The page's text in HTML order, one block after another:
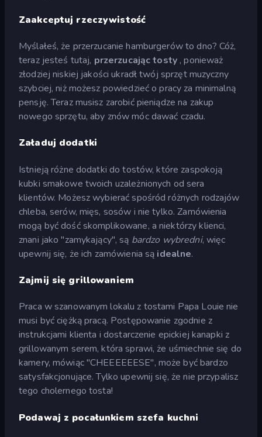
Zaakceptuj rzeczywistość
Myślałeś, że przerzucanie hamburgerów to dno? Cóż,
teraz jesteś tutaj, przerzucając tosty , ponieważ
złodziej niskiej jakości ukradł twój sprzęt muzyczny
szybciej, niż możesz powiedzieć o pracy za minimalną
pensję. Teraz musisz zarobić pieniądze na zakup
nowego sprzętu, aby znów móc dawać czadu.
Załaduj dodatki
Istnieją różne dodatki do tostów, które zaspokoją
kubki smakowe twoich uzależnionych od sera
klientów. Możesz wybierać spośród różnych rodzajów
chleba, serów, mięs, sosów i nie tylko. Zamówienia
mogą być dość skomplikowane, a niektórzy klienci,
znani jako "zamykający", są bardzo wybredni, więc
upewnij się, że ich zamówienia są idealne.
Zajmij się grillowaniem
Praca w szanowanym lokalu z tostami Papa Louie nie
musi być ciężką pracą. Postępowanie zgodnie z
instrukcjami klienta i dostarczenie epickiej kanapki z
grillowanym serem, która sprawi, że uśmiechnie się do
kamery, mówiąc "CHEEEEEESE", może być bardzo
satysfakcjonujące. Tylko upewnij się, że nie przypalisz
tego cholernego tosta!
Podawaj z pocałunkiem szefa kuchni